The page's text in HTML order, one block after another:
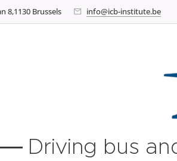
8,1130 Brussels info@icb-institute.be
Driving bus